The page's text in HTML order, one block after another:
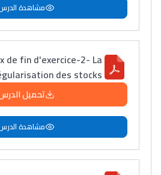
مشاهدة
de fin d'exercice-2- La
des stocks
تحميل
مشاهدة